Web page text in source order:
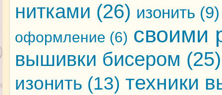
нитками (26) изонить (9)
оформление (6) своими
вышивки бисером (25)
изонить (13) техники